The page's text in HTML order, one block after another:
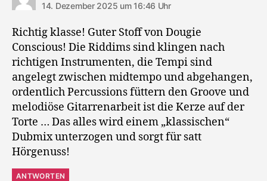
14. Dezember 2025 um 16:46 Uhr
Richtig klasse! Guter Stoff von Dougie
Conscious! Die Riddims sind klingen nach
richtigen Instrumenten, die Tempi sind
angelegt zwischen midtempo und abgehangen,
ordentlich Percussions füttern den Groove und
melodiöse Gitarrenarbeit ist die Kerze auf der
Torte … Das alles wird einem „klassischen“
Dubmix unterzogen und sorgt für satt
Hörgenuss!
ANTWORTEN